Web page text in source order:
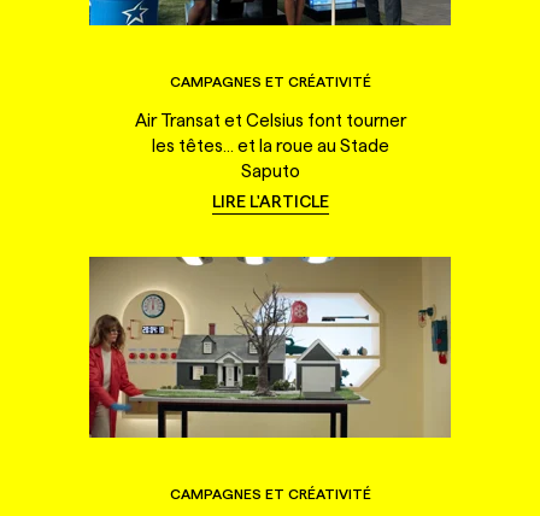
CAMPAGNES ET CRÉATIVITÉ
Air Transat et Celsius font tourner
les têtes... et la roue au Stade
Saputo
LIRE L'ARTICLE
CAMPAGNES ET CRÉATIVITÉ